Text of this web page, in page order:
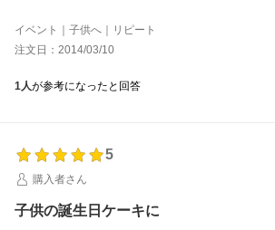
しかもこの良心価格。
お子さんが卵アレルギーのみなら超おすすめ
ウチは子供と楽しく飾りますが、面倒な方には
イベント｜子供へ｜リピート
注文日：2014/03/10
1人が参考になったと回答
5
購入者さん
子供の誕生日ケーキに